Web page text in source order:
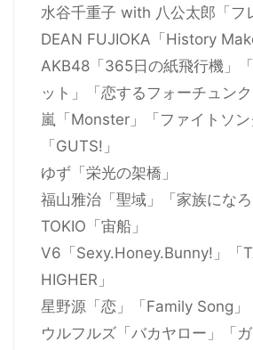
水谷千重子 with 八公太郎「フ
DEAN FUJIOKA「History
AKB48「365日の紙飛行機」
ット」「恋するフォーチュンク
嵐「Monster」「ファイトソン
「GUTS!」
ゆず「栄光の架橋」
福山雅治「聖域」「家族になろ
TOKIO「宙船」
V6「Sexy.Honey.Bunny!」「
HIGHER」
星野源「恋」「Family Song」
ウルフルズ「バカヤロー」「ガ